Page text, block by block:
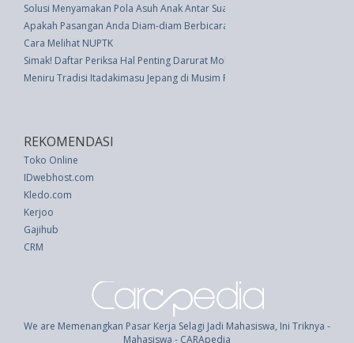
Solusi Menyamakan Pola Asuh Anak Antar Suami Istri
Apakah Pasangan Anda Diam-diam Berbicara Dengan Mantannya? Inilah
Cara Melihat NUPTK
Simak! Daftar Periksa Hal Penting Darurat Mobil Saat Traveling
Meniru Tradisi Itadakimasu Jepang di Musim Perayaan Akhir Tahun
REKOMENDASI
Toko Online
IDwebhost.com
Kledo.com
Kerjoo
Gajihub
CRM
We are Memenangkan Pasar Kerja Selagi Jadi Mahasiswa, Ini Triknya -
Mahasiswa - CARApedia